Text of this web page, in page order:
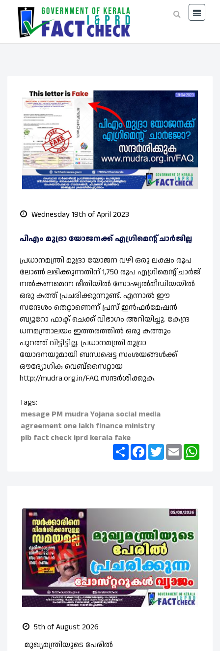
Wednesday 19th of April 2023
പിഎം മുദ്രാ യോജനക്ക് എഗ്രിമെന്റ് ചാര്‍ജില്ല
പ്രധാനമന്ത്രി മുദ്രാ യോജന വഴി ഒരു ലക്ഷം രൂപ
ലോണ്‍ ലഭിക്കുന്നതിന് 1,750 രൂപ എഗ്രിമെന്റ് ചാര്‍ജ്
നല്‍കണമെന്ന രീതിയില്‍ സോഷ്യല്‍മീഡിയയില്‍
ഒരു കത്ത് പ്രചരിക്കുന്നുണ്ട്. എന്നാല്‍ ഈ
സന്ദേശം തെറ്റാണെന്ന് പ്രസ് ഇന്‍ഫര്‍മേഷന്‍
ബ്യൂറോ ഫാക്ട് ചെക്ക് വിഭാഗം അറിയിച്ചു. കേന്ദ്ര
ധനമന്ത്രാലയം ഇത്തരത്തില്‍ ഒരു കത്തും
പുറത്ത് വിട്ടിട്ടില്ല. പ്രധാനമന്ത്രി മുദ്രാ
യോദനയുമായി ബന്ധപ്പെട്ട സംശയങ്ങള്‍ക്ക്
ഔദ്യോഗിക വെബ്‌സൈറ്റായ
http://mudra.org.in/FAQ സന്ദര്‍ശിക്കുക.
Tags:
mesage PM mudra Yojana social media
agreement one lakh finance ministry
pib fact check iprd kerala fake
ShareFacebookTwitterEmail
5th of August 2026
മുഖ്യമന്ത്രിയുടെ പേരിൽ